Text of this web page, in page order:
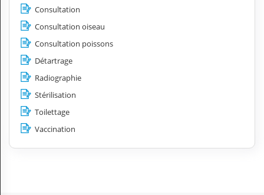
Consultation
Consultation oiseau
Consultation poissons
Détartrage
Radiographie
Stérilisation
Toilettage
Vaccination